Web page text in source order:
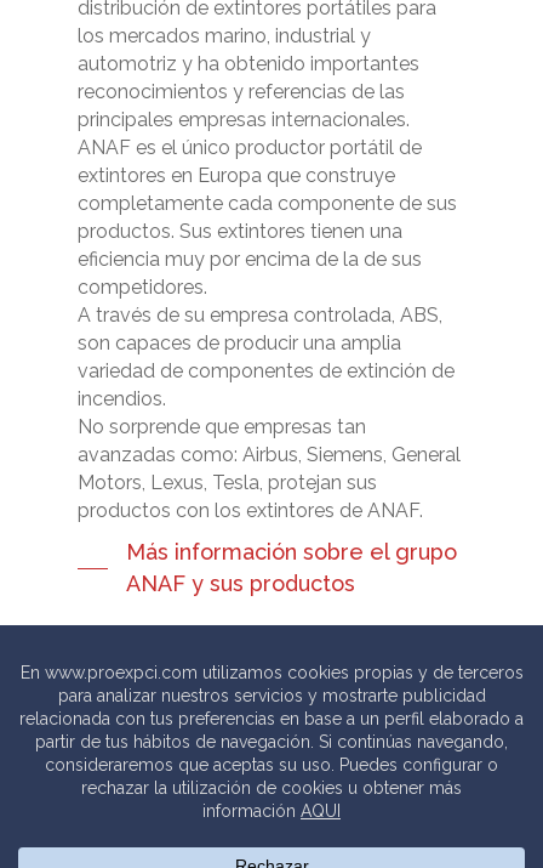
distribución de extintores portátiles para
los mercados marino, industrial y
automotriz y ha obtenido importantes
reconocimientos y referencias de las
principales empresas internacionales.
ANAF es el único productor portátil de
extintores en Europa que construye
completamente cada componente de sus
productos. Sus extintores tienen una
eficiencia muy por encima de la de sus
competidores.
A través de su empresa controlada, ABS,
son capaces de producir una amplia
variedad de componentes de extinción de
incendios.
No sorprende que empresas tan
avanzadas como: Airbus, Siemens, General
Motors, Lexus, Tesla, protejan sus
productos con los extintores de ANAF.
Más información sobre el grupo
ANAF y sus productos
© 2020 PROEXPCI. PROTECCIÓN CONTRA INCENDIOS SL
Thebits_Creative Studio |Política de privacidad.